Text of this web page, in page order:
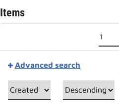
Items
Advanced search